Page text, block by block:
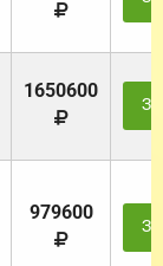
1650600
979600